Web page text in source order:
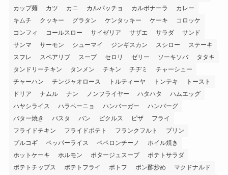
カップ麺
カツ カニ カルパッチョ カルボナーラ
カレー
キムチ
クッキー グラタン ケンタッキー ケーキ
コロッケ
コンフィ
コールスロー サイゼリア サザエ サラダ
サンド
サンマ
サーモン シューマイ ジンギスカン スシロー
ステーキ
スフレ
スペアリブ スープ セロリ ゼリー ソーキソバ
タタキ
タンドリーチキン
タンメン チキン チヂミ
チャーシュー
チャーハン
チンジャオロース トルティーヤ トンテキ
トースト
ドリア
ナムル ナン ノンフライヤー ハタハタ
ハムエッグ
ハヤシライス
ハラペーニョ ハンバーガー
ハンバーグ
バター焼き
パスタ パン ピクルス ピザ
フライ
フライドチキン
フライドポテト フランクフルト
プリン
プルコギ
ペッパーライス ペペロンチーノ
ホイル焼き
ホットケーキ
ホルモン ポタージュスープ
ポテトサラダ
ポテトチップス
ポテトフライ ポトフ ポン酢炒め マクドナルド